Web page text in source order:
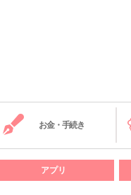
お金・手続き
アプリ